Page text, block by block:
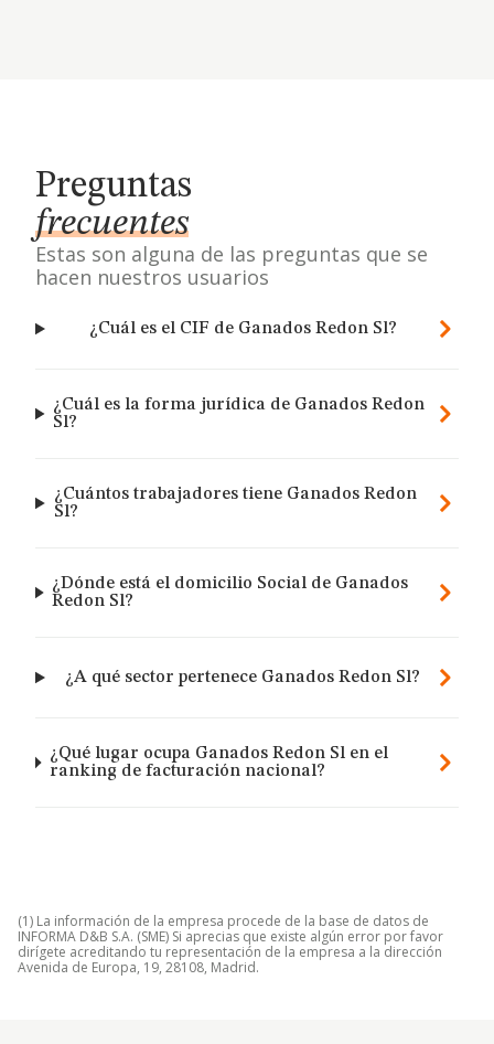
Preguntas
frecuentes
Estas son alguna de las preguntas que se
hacen nuestros usuarios
¿Cuál es el CIF de Ganados Redon Sl?
¿Cuál es la forma jurídica de Ganados Redon
Sl?
¿Cuántos trabajadores tiene Ganados Redon
Sl?
¿Dónde está el domicilio Social de Ganados
Redon Sl?
¿A qué sector pertenece Ganados Redon Sl?
¿Qué lugar ocupa Ganados Redon Sl en el
ranking de facturación nacional?
(1) La información de la empresa procede de la base de datos de
INFORMA D&B S.A. (SME) Si aprecias que existe algún error por favor
dirígete acreditando tu representación de la empresa a la dirección
Avenida de Europa, 19, 28108, Madrid.